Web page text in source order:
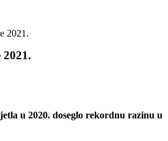
2021.
2021.
u 2020. doseglo rekordnu razinu u